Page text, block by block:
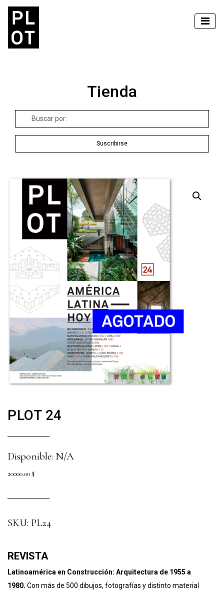
Tienda
Buscar
por:
Suscribirse
PLOT 24
Disponible: N/A
20000.00$
SKU: PL24
REVISTA
Latinoamérica en Construcción: Arquitectura de 1955 a
1980. Con más de 500 dibujos, fotografías y distinto material